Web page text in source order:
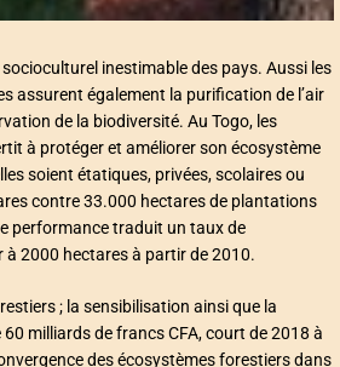
inestimable des pays. Aussi les
assurent également la purification de l’air
de la biodiversité. Au Togo, les
à protéger et améliorer son écosystème
soient étatiques, privées, scolaires ou
contre 33.000 hectares de plantations
performance traduit un taux de
à 2000 hectares à partir de 2010.
; la sensibilisation ainsi que la
milliards de francs CFA, court de 2018 à
des écosystèmes forestiers dans